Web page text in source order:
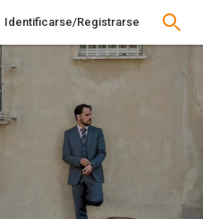
Identificarse/Registrarse